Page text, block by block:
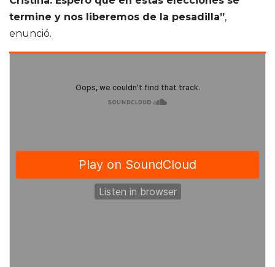
termine y nos liberemos de la pesadilla”,
enunció.